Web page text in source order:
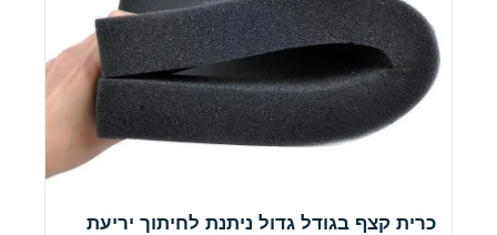
כרית קצף בגודל גדול ניתנת לחיתוך יריעת